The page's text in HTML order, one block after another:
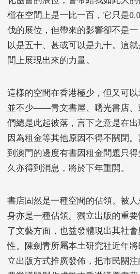
檔在空間上是一比一百，它只是
伐的展位，但帶來的影響卻不是
以是五十、甚或可以是九十。這
間上展現出來的力量。
這樣的空間在香港極少，但又可
並不少——青文書屋、曙光書店
們總是此起彼落，言下之意是在
因為租金等其他原因不得不關閉
到澳門的邊度有書因租金問題只
久亦得到消息，將於下年重開。
書店固然是一種空間的佔領。被
身亦是一種佔領。獨立出版的重
了文藝方面，也益發體現出其社
性。陳劍青所屬本土研究社近年
立出版方式推廣發佈，把市民關